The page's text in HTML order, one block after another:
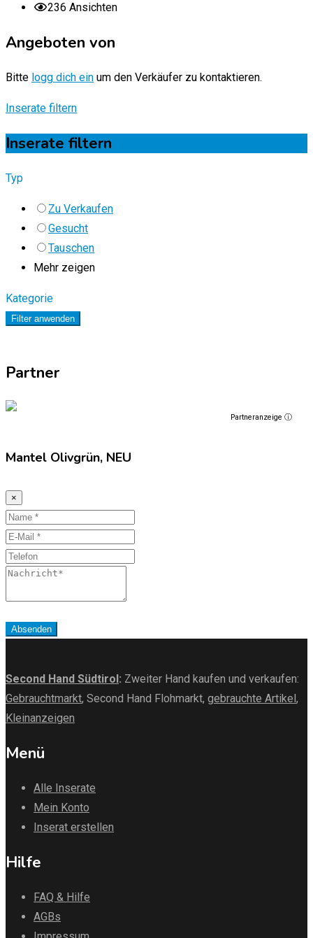
236 Ansichten
Angeboten von
Bitte logg dich ein um den Verkäufer zu kontaktieren.
Inserate filtern
Inserate filtern
Typ
Zu Verkaufen
Gesucht
Tauschen
Mehr zeigen
Kategorie
Filter anwenden
Partner
Partneranzeige ⓘ
Mantel Olivgrün, NEU
×
Name
E-
Mail
Telefon
Nachricht
Absenden
Second Hand Südtirol : Zweiter Hand kaufen und verkaufen:
Gebrauchtmarkt, Second Hand Flohmarkt, gebrauchte Artikel ,
Kleinanzeigen
Menü
Alle Inserate
Mein Konto
Inserat erstellen
Hilfe
FAQ & Hilfe
AGBs